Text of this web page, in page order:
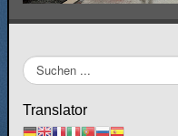
Suchen
...
Translator